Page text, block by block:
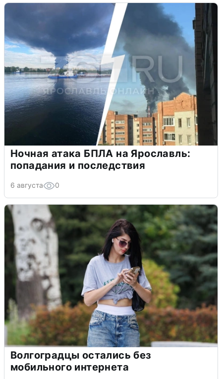
Ночная атака БПЛА на Ярославль:
попадания и последствия
6 августа 0
Волгоградцы остались без
мобильного интернета